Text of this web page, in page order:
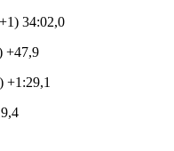
34:02,0
+47,9
+1:29,1